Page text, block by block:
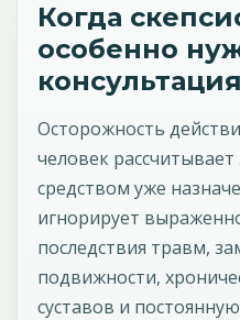
Когда
особенно
Осторожность
человек
средством уже
игнорирует
последствия травм,
подвижности,
суставов и